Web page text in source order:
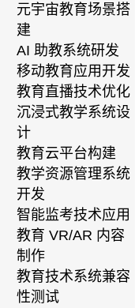
元宇宙教育场景搭
建
AI 助教系统研发
移动教育应用开发
教育直播技术优化
沉浸式教学系统设
计
教育云平台构建
教学资源管理系统
开发
智能监考技术应用
教育 VR/AR 内容
制作
教育技术系统兼容
性测试